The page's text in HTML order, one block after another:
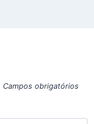
Campos obrigatórios